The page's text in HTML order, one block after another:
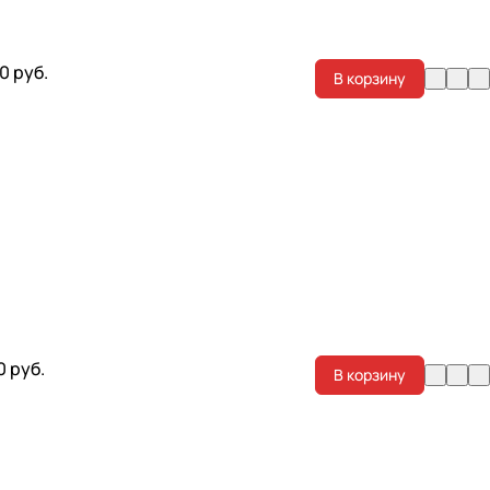
руб. В корзину
руб. В корзину